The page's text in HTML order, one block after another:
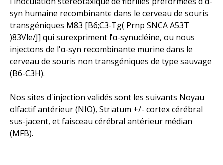
syn humaine recombinante dans le cerveau de souris
transgéniques M83 [B6;C3-Tg( Prnp SNCA A53T
)83Vle/J] qui surexpriment l'α-synucléine, ou nous
injectons de l'α-syn recombinante murine dans le
cerveau de souris non transgéniques de type sauvage
(B6-C3H).
Nos sites d'injection validés sont les suivants Noyau
olfactif antérieur (NIO), Striatum +/- cortex cérébral
sus-jacent, et faisceau cérébral antérieur médian
(MFB).